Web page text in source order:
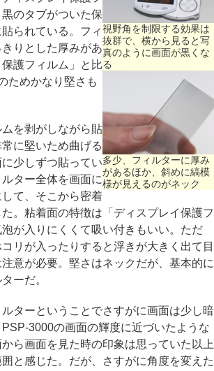
視野角を制限する効果は
抜群で、横から見ると写
真のように画面が黒くな
る
多少、フィルターに厚み
があるほか、斜めに縞模
様が見えるのがネック
のタブがついた保
られている。フィ
りとした厚みがあ
護フィルム」と比
ためかなり堅さも
を剥がしながら貼
に堅いため曲げる
少しずつ貼ってい
ター全体を画面に
て、そこから密着
。粘着面の特徴は「ディスプレイ保護フ
が入りにくくて吸い付きもいい。ただ
リが入ったりすると浮きが大きく出て目
意が必要。堅さはネックだが、基本的に
ーだ。
ターということでさすがに画面は少し暗
3000の画面の輝度に近づいたような
ら画面を見た時の印象は思っていた以上
と感じた。だが、さすがに角度を変えた